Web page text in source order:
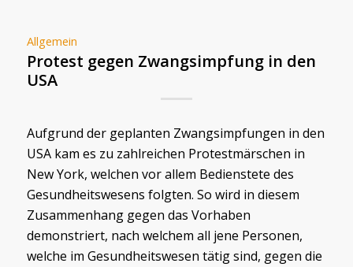
Allgemein
Protest gegen Zwangsimpfung in den
USA
Aufgrund der geplanten Zwangsimpfungen in den
USA kam es zu zahlreichen Protestmärschen in
New York, welchen vor allem Bedienstete des
Gesundheitswesens folgten. So wird in diesem
Zusammenhang gegen das Vorhaben
demonstriert, nach welchem all jene Personen,
welche im Gesundheitswesen tätig sind, gegen die